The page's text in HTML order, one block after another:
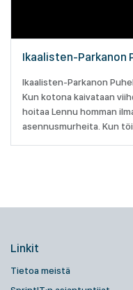
Ikaalisten-Parkanon
Ikaalisten-Parkanon
Kun kotona kaivataan
hoitaa Lennu homman
asennusmurheita. Kun
Linkit
Tietoa meistä